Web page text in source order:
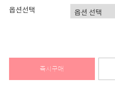
옵션선택
즉시구매